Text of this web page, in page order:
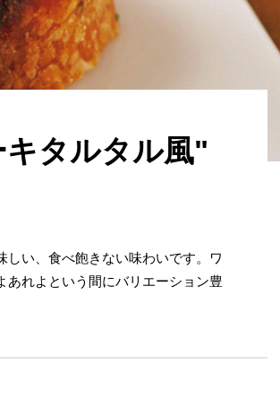
タルタル風"
い、食べ飽きない味わいです。ワ
あれよという間にバリエーション豊